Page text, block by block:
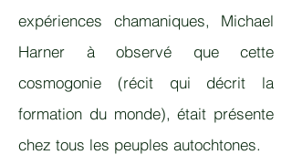
expériences chamaniques, Michael
Harner à observé que cette
cosmogonie (récit qui décrit la
formation du monde), était présente
chez tous les peuples autochtones.